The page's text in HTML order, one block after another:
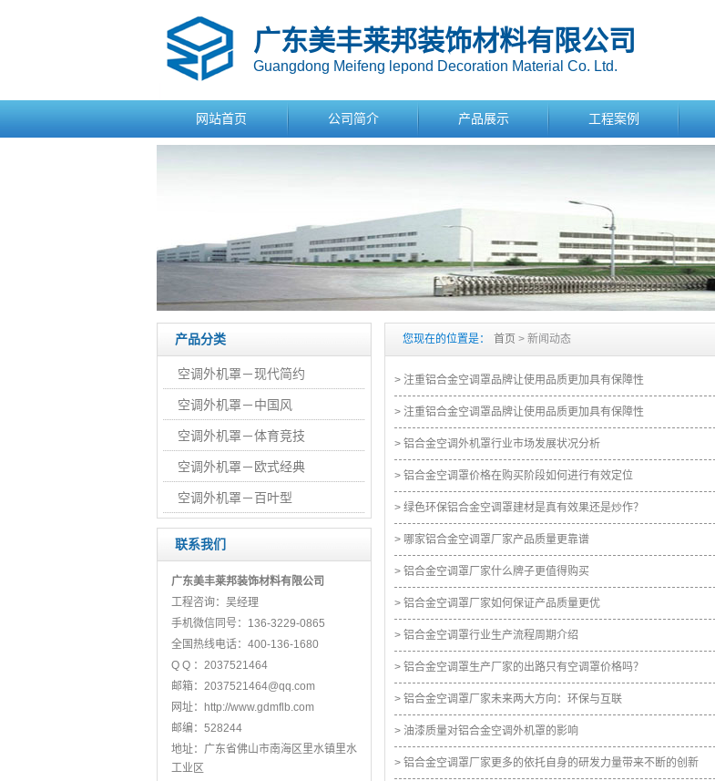
广东美丰莱邦装饰材料有限公司
Guangdong Meifeng lepond Decoration Material Co. Ltd.
网站首页 公司简介 产品展示 工程案例
产品分类
空调外机罩－现代简约
空调外机罩－中国风
空调外机罩－体育竞技
空调外机罩－欧式经典
空调外机罩－百叶型
联系我们
广东美丰莱邦装饰材料有限公司
工程咨询：吴经理
手机微信同号：136-3229-0865
全国热线电话：400-136-1680
Q Q ： 2037521464
邮箱： 2037521464@qq.com
网址：
http://www.gdmflb.com
邮编： 528244
地址：广东省佛山市南海区里水镇里水
工业区
您现在的位置是： 首页 > 新闻动态
> 注重铝合金空调罩品牌让使用品质更加具有保障性
> 注重铝合金空调罩品牌让使用品质更加具有保障性
> 铝合金空调外机罩行业市场发展状况分析
> 铝合金空调罩价格在购买阶段如何进行有效定位
> 绿色环保铝合金空调罩建材是真有效果还是炒作？
> 哪家铝合金空调罩厂家产品质量更靠谱
> 铝合金空调罩厂家什么牌子更值得购买
> 铝合金空调罩厂家如何保证产品质量更优
> 铝合金空调罩行业生产流程周期介绍
> 铝合金空调罩生产厂家的出路只有空调罩价格吗？
> 铝合金空调罩厂家未来两大方向：环保与互联
> 油漆质量对铝合金空调外机罩的影响
> 铝合金空调罩厂家更多的依托自身的研发力量带来不断的创新